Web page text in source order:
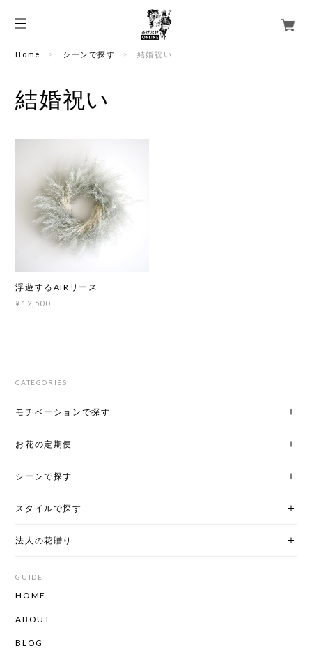
Home シーンで探す 結婚祝い
結婚祝い
浮遊するAIRリース
¥12,500
CATEGORIES
モチベーションで探す
お花の定期便
シーンで探す
スタイルで探す
法人の花贈り
GUIDE
HOME
ABOUT
BLOG